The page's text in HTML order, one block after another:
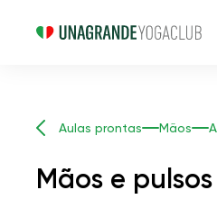
Aulas prontas Mãos
Mãos e